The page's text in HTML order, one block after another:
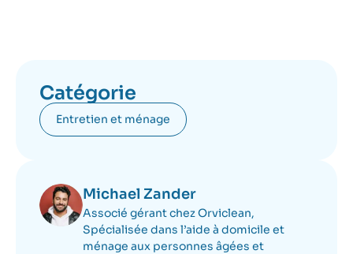
Catégorie
Entretien et ménage
Michael Zander
Associé gérant chez Orviclean,
Spécialisée dans l’aide à domicile et
ménage aux personnes âgées et